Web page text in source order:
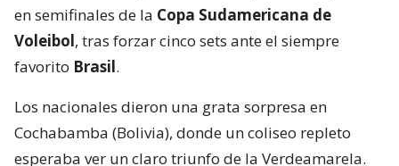
en semifinales de la Copa Sudamericana de
Voleibol, tras forzar cinco sets ante el siempre
favorito Brasil.
Los nacionales dieron una grata sorpresa en
Cochabamba (Bolivia), donde un coliseo repleto
esperaba ver un claro triunfo de la Verdeamarela.